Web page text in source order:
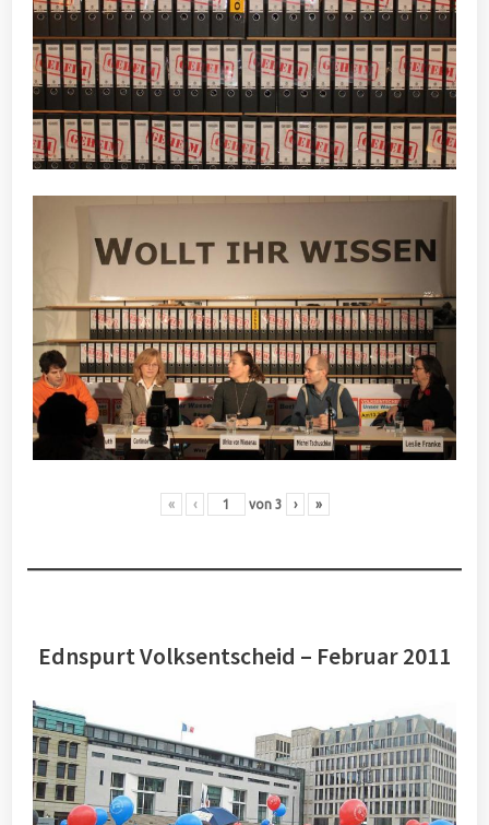
« ‹ von 3 › »
Ednspurt Volksentscheid – Februar 2011